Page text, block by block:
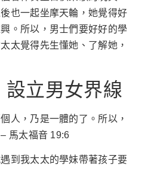
也一起坐摩天輪，她覺得好
。所以，男士們要好好的學
太覺得先生懂她、了解她，
立男女界線
人，乃是一體的了。所以，
馬太福音 19:6
到我太太的學妹帶著孩子要